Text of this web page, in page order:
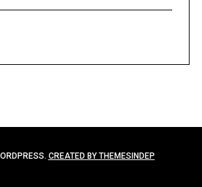
CREATED BY THEMESINDEP